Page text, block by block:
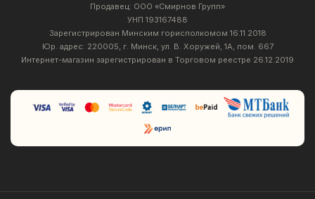
Продавец: ООО «Смирнов Групп»
УНП 193167488
Зарегистрирован Минским горисполкомом 16.11.2018
Юр. адрес: 220005, г. Минск, ул. В. Хоружей, 1А, пом. 667
Интернет-магазин зарегистрирован в Торговом реестре 26.12.2019